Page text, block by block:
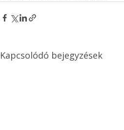
Kapcsolódó bejegyzések